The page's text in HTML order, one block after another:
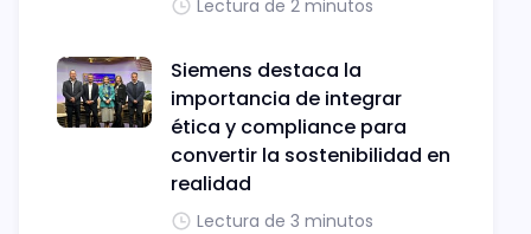
Lectura de 2 minutos
Siemens destaca la
importancia de integrar
ética y compliance para
convertir la sostenibilidad en
realidad
Lectura de 3 minutos